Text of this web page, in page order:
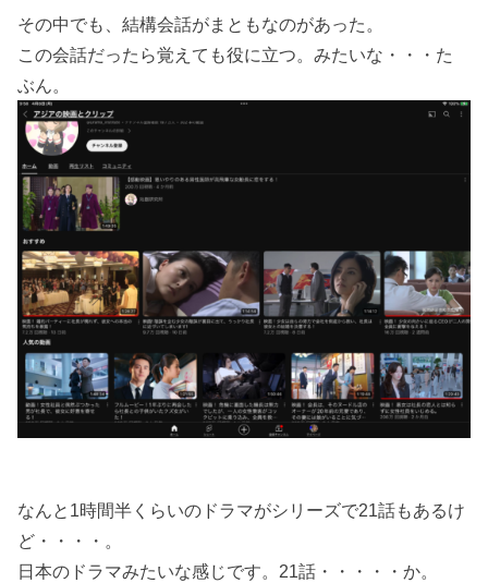
その中でも、結構会話がまともなのがあった。
この会話だったら覚えても役に立つ。みたいな・・・た
ぶん。
なんと1時間半くらいのドラマがシリーズで21話もあるけ
ど・・・・。
日本のドラマみたいな感じです。21話・・・・・か。